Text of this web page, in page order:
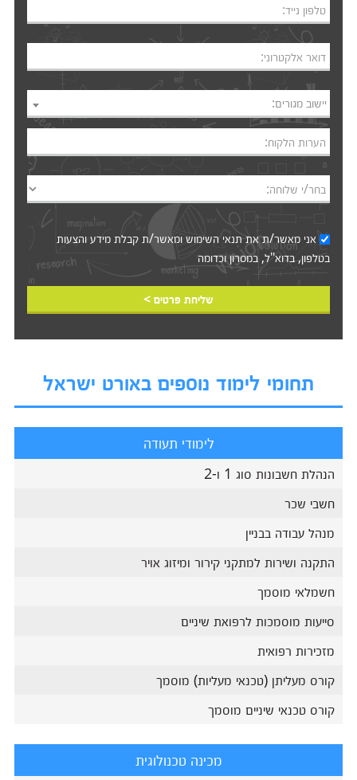
טלפון נייד:
דואר אלקטרוני:
יישוב מגורים:
הערות הלקוח:
בחר/י שלוחה:
אני מאשר/ת אתתנאי השימושומאשר/ת קבלת מידע והצעות
בטלפון, בדוא"ל, במסרון וכדומה‎‎
שליחת פרטים >
תחומי לימוד נוספים באורט ישראל
לימודי תעודה
הנהלת חשבונות סוג 1 ו-2
חשבי שכר
מנהל עבודה בבניין
התקנה ושירות למתקני קירור ומיזוג אויר
חשמלאי מוסמך
סייעות מוסמכות לרפואת שיניים
מזכירות רפואית
קורס מעליתן (טכנאי מעליות) מוסמך
קורס טכנאי שיניים מוסמך
מכינה טכנולוגית